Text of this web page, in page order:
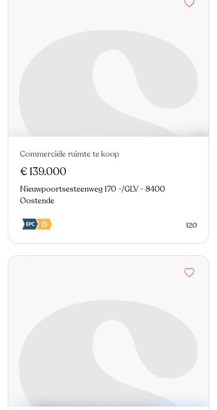
Verkocht Nieuw
Commerciële ruimte te koop
€ 139.000
Nieuwpoortsesteenweg 170 -/GLV - 8400
Oostende
120